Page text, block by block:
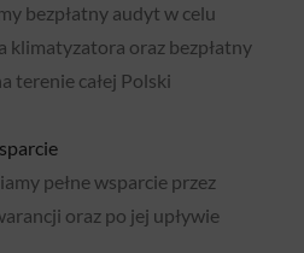
bezpłatny audyt w celu
klimatyzatora oraz bezpłatny
terenie całej Polski
pełne wsparcie przez
oraz po jej upływie